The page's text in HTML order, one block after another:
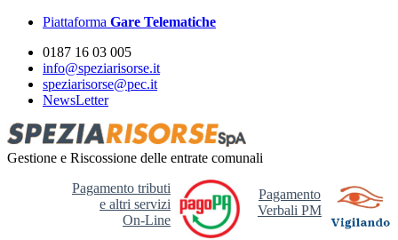
Piattaforma Gare Telematiche
0187 16 03 005
info@speziarisorse.it
speziarisorse@pec.it
NewsLetter
Gestione e Riscossione delle entrate comunali
Pagamento
Verbali PM
Pagamento tributi
e altri servizi
On-Line